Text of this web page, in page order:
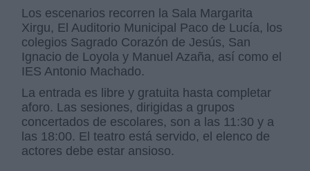
Los escenarios recorren la Sala Margarita
Xirgu, El Auditorio Municipal Paco de Lucía, los
colegios Sagrado Corazón de Jesús, San
Ignacio de Loyola y Manuel Azaña, así como el
IES Antonio Machado.
La entrada es libre y gratuita hasta completar
aforo. Las sesiones, dirigidas a grupos
concertados de escolares, son a las 11:30 y a
las 18:00. El teatro está servido, el elenco de
actores debe estar ansioso.